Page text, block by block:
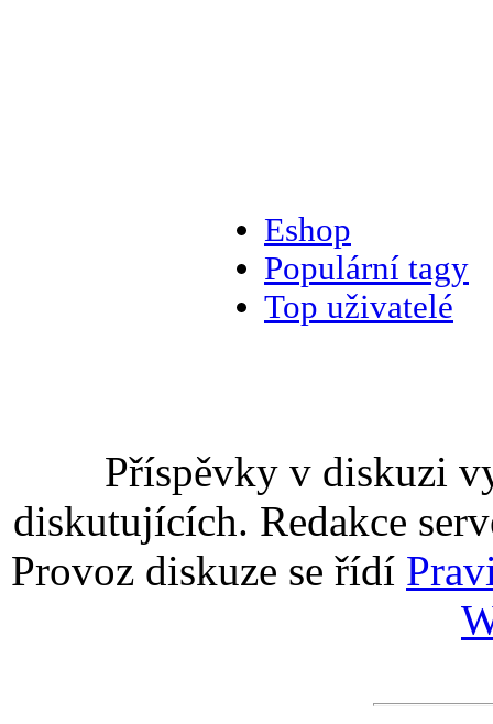
Eshop
Populární tagy
Top uživatelé
Příspěvky v diskuzi
diskutujících. Redakce
Provoz diskuze se řídí